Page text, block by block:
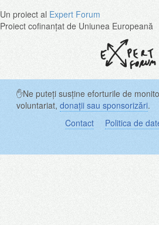
Un proiect al Expert Forum
Proiect cofinanțat de Uniunea Europeană
✋Ne puteți susține eforturile de
voluntariat, donații sau sponsorizări.
Contact
Politica de